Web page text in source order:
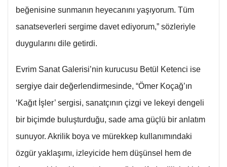
beğenisine sunmanın heyecanını yaşıyorum. Tüm
sanatseverleri sergime davet ediyorum,” sözleriyle
duygularını dile getirdi.
Evrim Sanat Galerisi’nin kurucusu Betül Ketenci ise
sergiye dair değerlendirmesinde, “Ömer Koçağ’ın
‘Kağıt İşler’ sergisi, sanatçının çizgi ve lekeyi dengeli
bir biçimde buluşturduğu, sade ama güçlü bir anlatım
sunuyor. Akrilik boya ve mürekkep kullanımındaki
özgür yaklaşımı, izleyicide hem düşünsel hem de